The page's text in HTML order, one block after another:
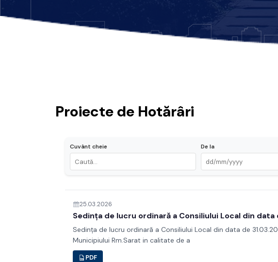
Proiecte de Hotărâri
Cuvânt cheie De la
25.03.2026
Sedința de lucru ordinară a Consiliului Local din data
Sedința de lucru ordinară a Consiliului Local din data de
Municipiului Rm.Sarat in calitate de a
PDF